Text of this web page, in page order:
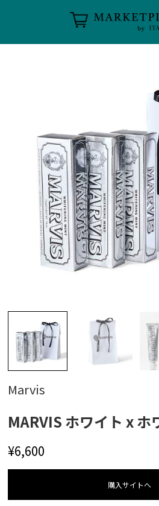
Marvis
MARVIS ホワイト x ホ
¥6,600
購⼊サイトへ